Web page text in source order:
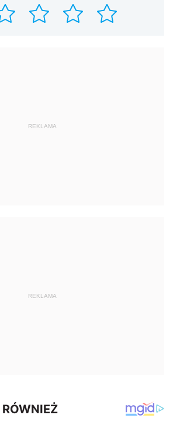
REKLAMA
REKLAMA